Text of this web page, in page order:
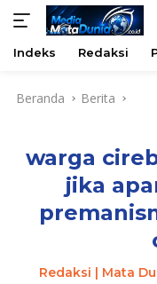
Indeks Redaksi
Beranda Berita
warga
jika
Redaksi | Mata